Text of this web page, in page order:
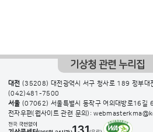
기상청 관련 누리집
대전 (35208) 대전광역시 서구 청사로 189 정부
(042)481-7500
서울 (07062) 서울특별시 동작구 여의대방로16길
전자우편(웹사이트 관련 문의):